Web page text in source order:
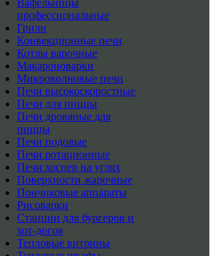
Вафельницы
профессиональные
Грили
Конвекционные печи
Котлы варочные
Макароноварки
Микроволновые печи
Печи высокоскоростные
Печи для пиццы
Печи дровяные для
пиццы
Печи подовые
Печи ротационные
Печи хоспер на углях
Поверхности жарочные
Пончиковые аппараты
Рисоварки
Станции для бургеров и
хот-догов
Тепловые витрины